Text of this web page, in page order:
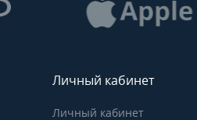
Личный кабинет
Личный кабинет